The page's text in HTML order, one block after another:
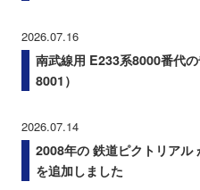
2026.07.16
南武線用 E233系8000番代
8001）
2026.07.14
2008年の 鉄道ピクトリアル
を追加しました